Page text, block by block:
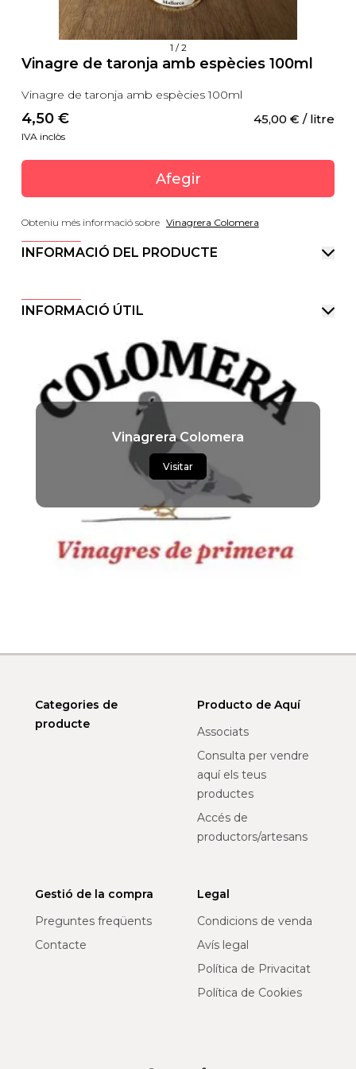
1 /2
Vinagre de taronja amb espècies 100ml
Vinagre de taronja amb espècies 100ml
4,50 € 45,00 € / litre
IVA inclòs
Afegir
Obteniu més informació sobre Vinagrera Colomera
INFORMACIÓ DEL PRODUCTE
INFORMACIÓ ÚTIL
Vinagrera Colomera
Visitar
Categories de
producte
Producto de Aquí
Associats
Consulta per vendre
aquí els teus
productes
Accés de
productors/artesans
Gestió de la compra
Preguntes freqüents
Contacte
Legal
Condicions de venda
Avís legal
Política de Privacitat
Política de Cookies